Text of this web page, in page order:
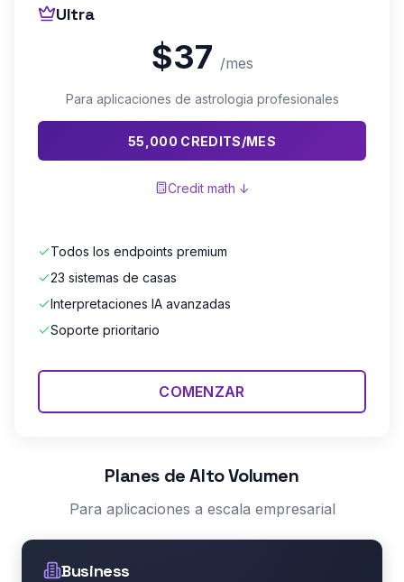
Ultra
$37 /mes
Para aplicaciones de astrologia profesionales
55,000 CREDITS/MES
Credit math ↓
Todos los endpoints premium
23 sistemas de casas
Interpretaciones IA avanzadas
Soporte prioritario
COMENZAR
Planes de Alto Volumen
Para aplicaciones a escala empresarial
Business